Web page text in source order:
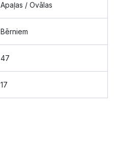
Apaļas / Ovālas
Bērniem
47
17